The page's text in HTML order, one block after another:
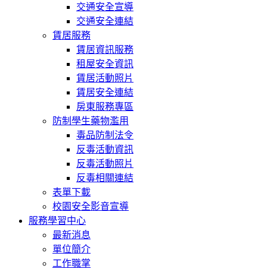
交通安全宣導
交通安全連結
賃居服務
賃居資訊服務
租屋安全資訊
賃居活動照片
賃居安全連結
房東服務專區
防制學生藥物濫用
毒品防制法令
反毒活動資訊
反毒活動照片
反毒相關連結
表單下載
校園安全影音宣導
服務學習中心
最新消息
單位簡介
工作職掌